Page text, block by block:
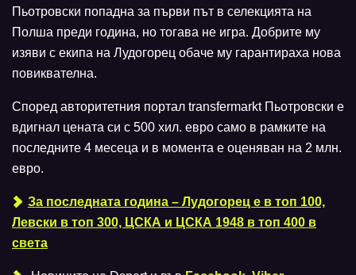
Пьотровски попадна за първи път в селекцията на
Полша преди година, но тогава не игра. Добрите му
изяви с екипа на Лудогорец обаче му гарантираха нова
повиквателна.
Според авторитетния портал transfermarkt Пьотровски е
вдигнал цената си с 500 хил. евро само в рамките на
последните 4 месеца и в момента е оценяван на 2 млн.
евро.
За последната година – Лудогорец е в топ 100,
Левски в топ 300, ЦСКА и ЦСКА 1948 в топ 400 в
света